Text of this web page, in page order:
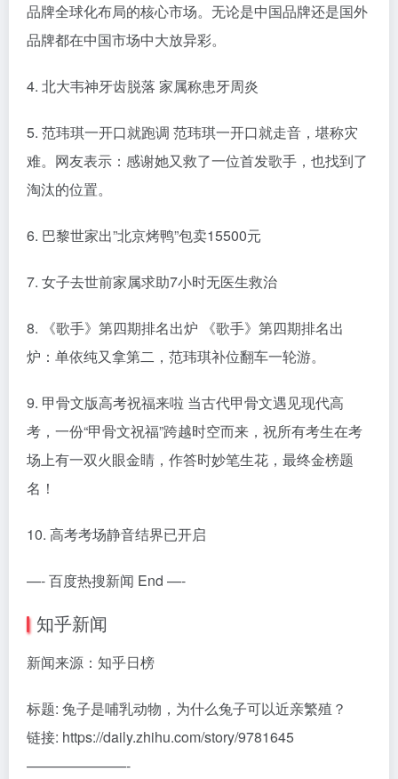
品牌全球化布局的核心市场。无论是中国品牌还是国外
品牌都在中国市场中大放异彩。
4. 北大韦神牙齿脱落 家属称患牙周炎
5. 范玮琪一开口就跑调 范玮琪一开口就走音，堪称灾
难。网友表示：感谢她又救了一位首发歌手，也找到了
淘汰的位置。
6. 巴黎世家出”北京烤鸭”包卖15500元
7. 女子去世前家属求助7小时无医生救治
8. 《歌手》第四期排名出炉 《歌手》第四期排名出
炉：单依纯又拿第二，范玮琪补位翻车一轮游。
9. 甲骨文版高考祝福来啦 当古代甲骨文遇见现代高
考，一份“甲骨文祝福”跨越时空而来，祝所有考生在考
场上有一双火眼金睛，作答时妙笔生花，最终金榜题
名！
10. 高考考场静音结界已开启
—- 百度热搜新闻 End —-
知乎新闻
新闻来源：知乎日榜
标题: 兔子是哺乳动物，为什么兔子可以近亲繁殖？
链接: https://daily.zhihu.com/story/9781645
———————-